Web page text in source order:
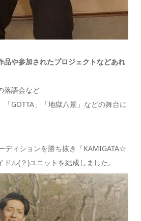
品や参加されたプロジェクトなどあれ
落語会など
GOTTA」「地獄八景」などの舞台に
ディションを勝ち抜き「KAMIGATA☆
ル(？)ユニットを結成しました。